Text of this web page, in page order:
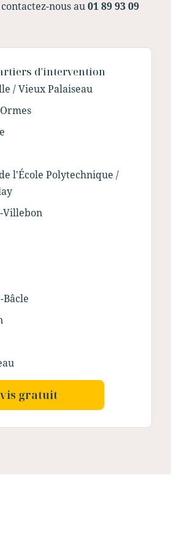
nous au01 89 93 09
d'intervention
/ Vieux Palaiseau
l'École Polytechnique /
Villebon
gratuit